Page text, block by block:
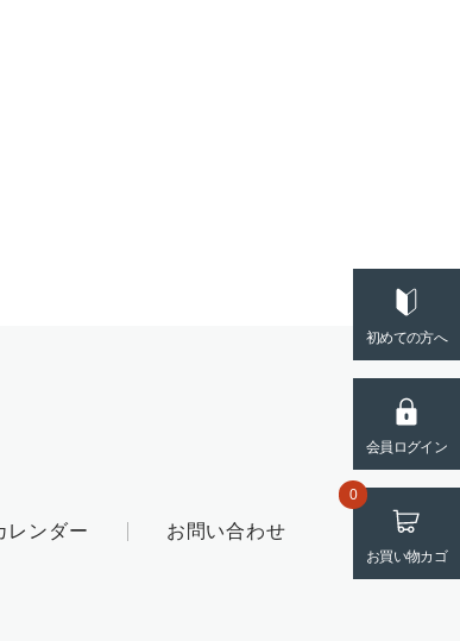
初めての方へ
会員ログイン
お買い物カゴ
0
レンダー お問い合わせ